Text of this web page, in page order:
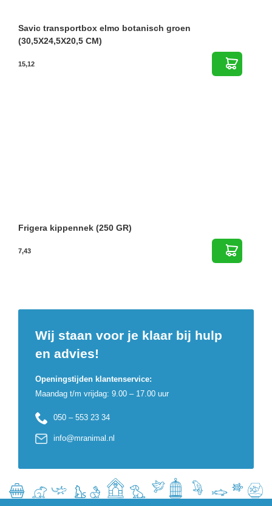
Savic transportbox elmo botanisch groen
(30,5X24,5X20,5 CM)
15,12
Frigera kippennek (250 GR)
7,43
Wij staan voor je klaar bij hulp
en advies!
Openingstijden klantenservice:
Maandag t/m vrijdag: 9.00 – 17.00 uur
050 – 553 23 34
info@mranimal.nl